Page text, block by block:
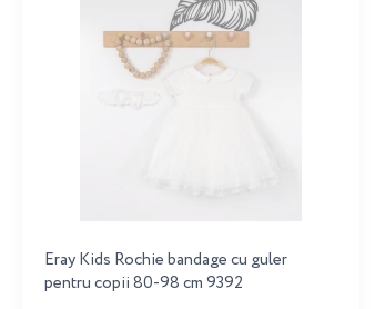
Eray Kids Rochie bandage cu guler
pentru copii 80-98 cm 9392